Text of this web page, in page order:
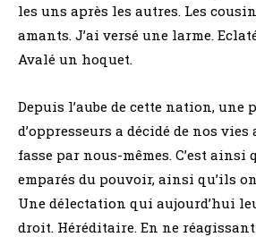
les uns après les autres. Les
amants. J’ai versé une larme.
Avalé un hoquet.
Depuis l’aube de cette nation, une
d’oppresseurs a décidé de nos
fasse par nous-mêmes. C’est ainsi
emparés du pouvoir, ainsi qu’ils
Une délectation qui aujourd’hui
droit. Héréditaire. En ne